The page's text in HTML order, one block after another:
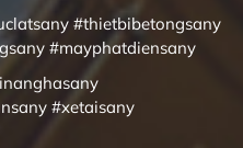
#thietbibetongsany
#mayphatdiensany
#xetaisany